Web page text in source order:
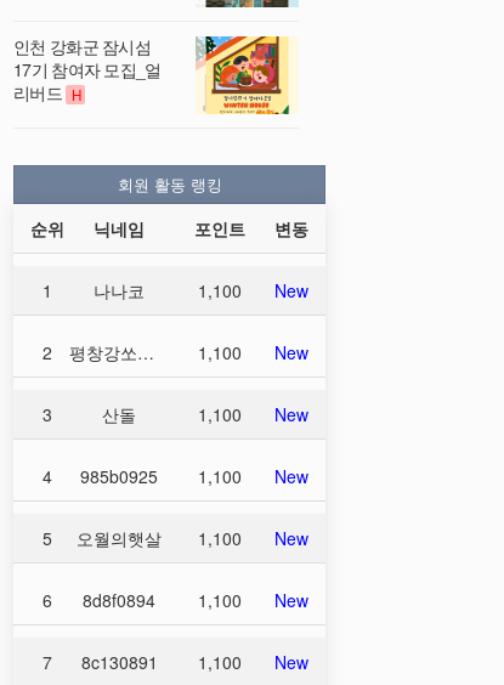
인천 강화군 잠시섬
17기 참여자 모집_얼
리버드 H
회원 활동 랭킹
순위 닉네임 포인트 변동
1 나나코 1,100 New
2 평창강쏘가리 1,100 New
3 산돌 1,100 New
4 985b0925 1,100 New
5 오월의햇살 1,100 New
6 8d8f0894 1,100 New
7 8c130891 1,100 New